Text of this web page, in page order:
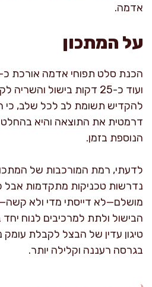
אדמה.
על המתכון
ועוד כ-25 דקות בישול
להקדיש תשומת לב לכל שלב, כי
דרמטית את התוצאה והיא
הנוספת בזמן.
לדעתי, רמת המורכבות של
נדרשות טכניקות מתקדמות אבל
מושלם—לא דייסתי מדי ולא
הבישול ולתת למרכיבים לנוח
טיגון עדין של הבצל לקבלת
בגרסה רעננה וקלילה יותר.